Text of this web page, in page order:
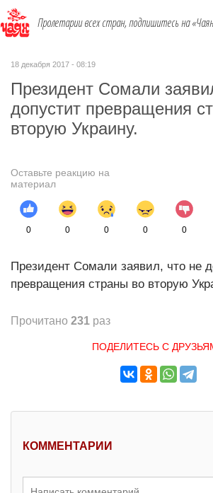
Пролетарии всех стран, подпишитесь на
18 декабря 2017 - 08:19
Президент Сомали
допустит превращения
вторую Украину.
Оставьте реакцию на
материал
0 0 0 0 0
Президент Сомали заявил, что не
превращения страны во вторую
Прочитано 231 раз
ПОДЕЛИТЕСЬ С
КОММЕНТАРИИ